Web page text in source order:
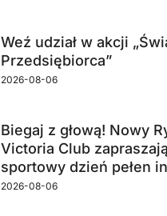
Weź udział w akcji
Przedsiębiorca”
2026-08-06
Biegaj z głową! Nowy
Victoria Club
sportowy dzień pełen
2026-08-06